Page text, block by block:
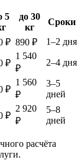
5
до 30
кг
Сроки
₽ 890 ₽ 1–2 дня
₽
1 540
₽
2–4 дня
₽
1 560
₽
3–5
дней
₽
2 920
₽
5–8
дней
расчёта